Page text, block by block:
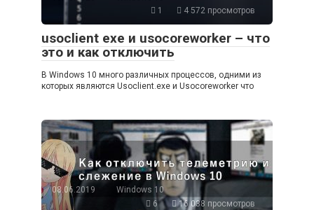
1
4 572 просмотров
usoclient exe и usocoreworker – что
это и как отключить
В Windows 10 много различных процессов, одними из
которых являются Usoclient.exe и Usocoreworker что
08.06.2019
Windows 10
6
16 038 просмотров